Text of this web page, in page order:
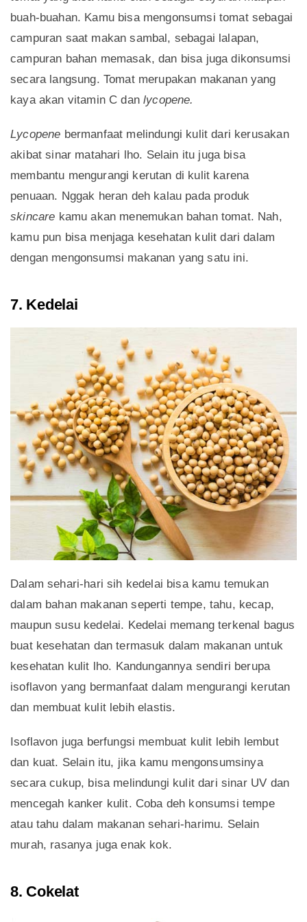
buah-buahan. Kamu bisa mengonsumsi tomat sebagai
campuran saat makan sambal, sebagai lalapan,
campuran bahan memasak, dan bisa juga dikonsumsi
secara langsung. Tomat merupakan makanan yang
kaya akan vitamin C danlycopene.
Lycopene bermanfaat melindungi kulit dari kerusakan
akibat sinar matahari lho. Selain itu juga bisa
membantu mengurangi kerutan di kulit karena
penuaan. Nggak heran deh kalau pada produk
skincare kamu akan menemukan bahan tomat. Nah,
kamu pun bisa menjaga kesehatan kulit dari dalam
dengan mengonsumsi makanan yang satu ini.
7. Kedelai
Dalam sehari-hari sih kedelai bisa kamu temukan
dalam bahan makanan seperti tempe, tahu, kecap,
maupun susu kedelai. Kedelai memang terkenal bagus
buat kesehatan dan termasuk dalam makanan untuk
kesehatan kulit lho. Kandungannya sendiri berupa
isoflavon yang bermanfaat dalam mengurangi kerutan
dan membuat kulit lebih elastis.
Isoflavon juga berfungsi membuat kulit lebih lembut
dan kuat. Selain itu, jika kamu mengonsumsinya
secara cukup, bisa melindungi kulit dari sinar UV dan
mencegah kanker kulit. Coba deh konsumsi tempe
atau tahu dalam makanan sehari-harimu. Selain
murah, rasanya juga enak kok.
8. Cokelat